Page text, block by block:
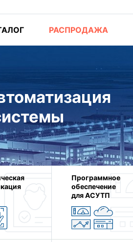
РАСПРОДАЖА
региональная сеть
и дилеры более чем в 30
городах России и стран СНГ.
поставки продукции.
Программное
обеспечение
для АСУТП